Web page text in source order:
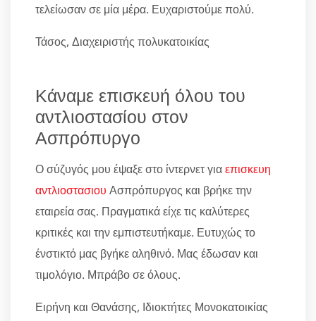
τελείωσαν σε μία μέρα. Ευχαριστούμε πολύ.
Τάσος, Διαχειριστής πολυκατοικίας
Κάναμε επισκευή όλου του
αντλιοστασίου στον
Ασπρόπυργο
Ο σύζυγός μου έψαξε στο ίντερνετ γιαεπισκευη
αντλιοστασιου Ασπρόπυργος και βρήκε την
εταιρεία σας. Πραγματικά είχε τις καλύτερες
κριτικές και την εμπιστευτήκαμε. Ευτυχώς το
ένστικτό μας βγήκε αληθινό. Μας έδωσαν και
τιμολόγιο. Μπράβο σε όλους.
Ειρήνη και Θανάσης, Ιδιοκτήτες Μονοκατοικίας